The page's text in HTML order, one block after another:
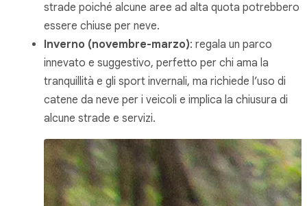
strade poiché alcune aree ad alta quota potrebbero
essere chiuse per neve.
Inverno (novembre-marzo): regala un parco
innevato e suggestivo, perfetto per chi ama la
tranquillità e gli sport invernali, ma richiede l’uso di
catene da neve per i veicoli e implica la chiusura di
alcune strade e servizi.